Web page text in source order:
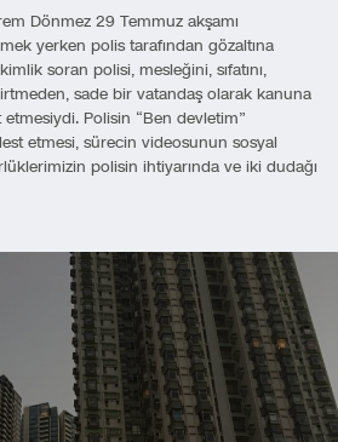
Dönmez 29 Temmuz akşamı
yerken polis tarafından gözaltına
soran polisi, mesleğini, sıfatını,
sade bir vatandaş olarak kanuna
Polisin “Ben devletim”
etmesi, sürecin videosunun sosyal
polisin ihtiyarında ve iki dudağı